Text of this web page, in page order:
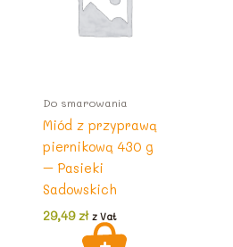
Do smarowania
Miód z przyprawą
piernikową 430 g
– Pasieki
Sadowskich
29,49zł z Vat